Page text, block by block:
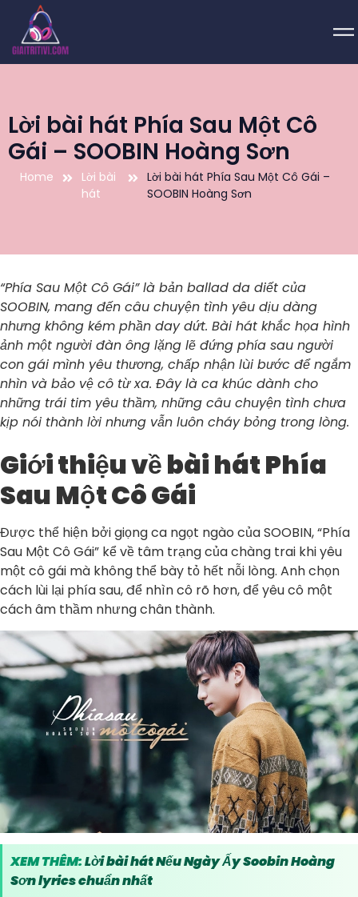
Lời bài hát Phía Sau Một Cô
Gái – SOOBIN Hoàng Sơn
Home
Lời bài
hát
Lời bài hát Phía Sau Một Cô Gái –
SOOBIN Hoàng Sơn
“Phía Sau Một Cô Gái” là bản ballad da diết của
SOOBIN, mang đến câu chuyện tình yêu dịu dàng
nhưng không kém phần day dứt. Bài hát khắc họa hình
ảnh một người đàn ông lặng lẽ đứng phía sau người
con gái mình yêu thương, chấp nhận lùi bước để ngắm
nhìn và bảo vệ cô từ xa. Đây là ca khúc dành cho
những trái tim yêu thầm, những câu chuyện tình chưa
kịp nói thành lời nhưng vẫn luôn cháy bỏng trong lòng.
Giới thiệu về bài hát Phía
Sau Một Cô Gái
Được thể hiện bởi giọng ca ngọt ngào của SOOBIN, “Phía
Sau Một Cô Gái” kể về tâm trạng của chàng trai khi yêu
một cô gái mà không thể bày tỏ hết nỗi lòng. Anh chọn
cách lùi lại phía sau, để nhìn cô rõ hơn, để yêu cô một
cách âm thầm nhưng chân thành.
XEM THÊM:Lời bài hát Nếu Ngày Ấy Soobin Hoàng
Sơn lyrics chuẩn nhất